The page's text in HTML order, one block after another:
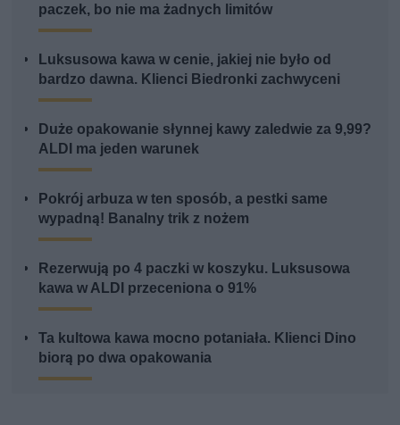
paczek, bo nie ma żadnych limitów
Luksusowa kawa w cenie, jakiej nie było od
bardzo dawna. Klienci Biedronki zachwyceni
Duże opakowanie słynnej kawy zaledwie za 9,99?
ALDI ma jeden warunek
Pokrój arbuza w ten sposób, a pestki same
wypadną! Banalny trik z nożem
Rezerwują po 4 paczki w koszyku. Luksusowa
kawa w ALDI przeceniona o 91%
Ta kultowa kawa mocno potaniała. Klienci Dino
biorą po dwa opakowania